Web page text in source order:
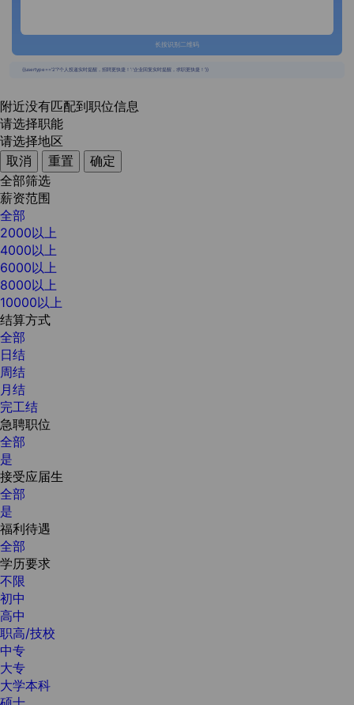
长按识别二维码
{{usertype=='2'?'个人投递实时提醒，招聘更快捷！':'企业回复实时提醒，求职更快捷！'}}
附近没有匹配到职位信息
请选择职能
请选择地区
取消
重置
确定
全部筛选
薪资范围
全部
2000以上
4000以上
6000以上
8000以上
10000以上
结算方式
全部
日结
周结
月结
完工结
急聘职位
全部
是
接受应届生
全部
是
福利待遇
全部
学历要求
不限
初中
高中
职高/技校
中专
大专
大学本科